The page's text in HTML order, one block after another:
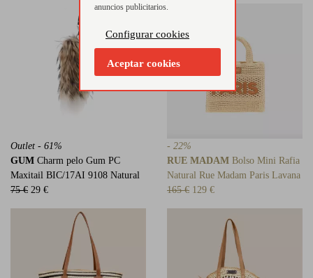
Outlet - 61%
GUM Charm pelo Gum PC
Maxitail BIC/17AI 9108 Natural
75 € 29 €
- 22%
RUE MADAM Bolso Mini Rafia
Natural Rue Madam Paris Lavana
165 € 129 €
anuncios publicitarios.
Configurar cookies
Aceptar cookies